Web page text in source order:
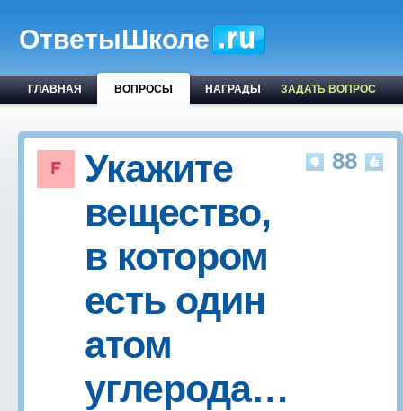
ОтветыШколе
ГЛАВНАЯ ВОПРОСЫ НАГРАДЫ ЗАДАТЬ ВОПРОС
88
Укажите
вещество,
в котором
есть один
атом
углерода…